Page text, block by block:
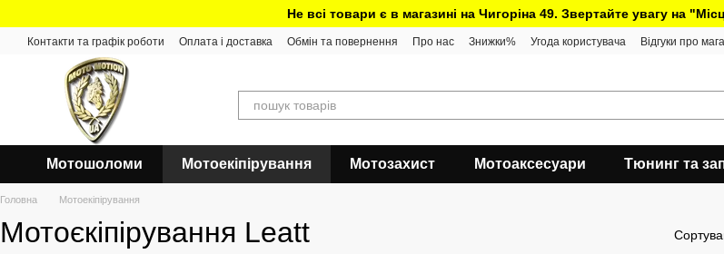
Не всі товари є в магазині на Чигоріна 49. Звертайте увагу на
Контакти та графік роботи Оплата і доставка Обмін та повернення Про нас Знижки% Угода користувача Відгуки про
Мотошоломи Мотоекіпірування Мотозахист Мотоаксесуари Тюнинг та
Головна Мотоекіпірування
Мотоєкіпірування Leatt